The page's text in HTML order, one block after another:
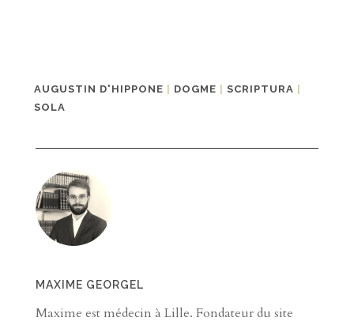
AUGUSTIN D'HIPPONE | DOGME | SCRIPTURA |
SOLA
MAXIME GEORGEL
Maxime est médecin à Lille. Fondateur du site